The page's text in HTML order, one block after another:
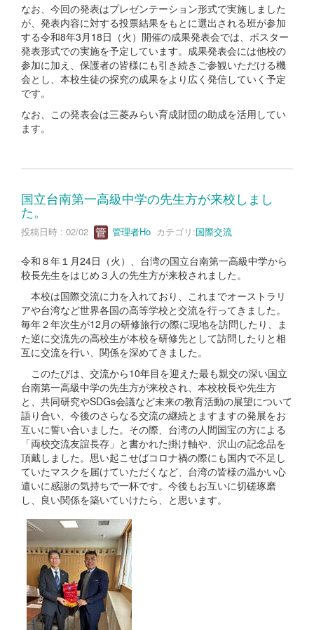
なお、今回の発表はプレゼンテーション形式で実施しました
が、発表内容に対する投票結果をもとに選出される班が参加
する令和8年3月18日（火）開催の成果発表会では、ポスター
発表形式での実施を予定しています。成果発表会には他校の
参加に加え、保護者の皆様にも引き続きご参観いただける機
会とし、本校生徒の探究の成果をより広く発信していく予定
です。
なお、この発表会は三菱みらい育成財団の助成を活用してい
ます。
国立台南第一高級中学の先生方が来校しまし
た。
投稿日時 : 02/02 管理者Ho カテゴリ:国際交流
令和８年１月24日（火）、台湾の国立台南第一高級中学から
校長先生をはじめ３人の先生方が来校されました。
本校は国際交流に力を入れており、これまでオーストラリ
アや台湾など世界各国の高等学校と交流を行ってきました。
毎年２年次生が12月の研修旅行の際に現地を訪問したり、ま
た逆に交流先の高校生が本校を研修先として訪問したりと相
互に交流を行い、関係を深めてきました。
このたびは、交流から10年目を迎えた最も親交の深い国立
台南第一高級中学の先生方が来校され、本校校長や先生方
と、共同研究やSDGs会議など未来の教育活動の展望について
語り合い、今後のさらなる交流の継続とますますの発展をお
互いに誓い合いました。その際、台湾の人間国宝の方による
「両校交流友誼長存」と書かれた掛け軸や、沢山の記念品を
頂戴しました。思い起こせばコロナ禍の際にも国内で不足し
ていたマスクを届けていただくなど、台湾の皆様の温かい心
遣いに感謝の気持ちで一杯です。今後もお互いに切磋琢磨
し、良い関係を築いていけたら、と思います。